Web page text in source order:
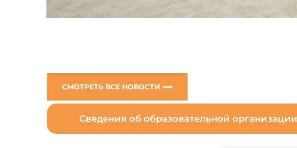
СМОТРЕТЬ ВСЕ НОВОСТИ ⟹
Сведения об образовательной организации